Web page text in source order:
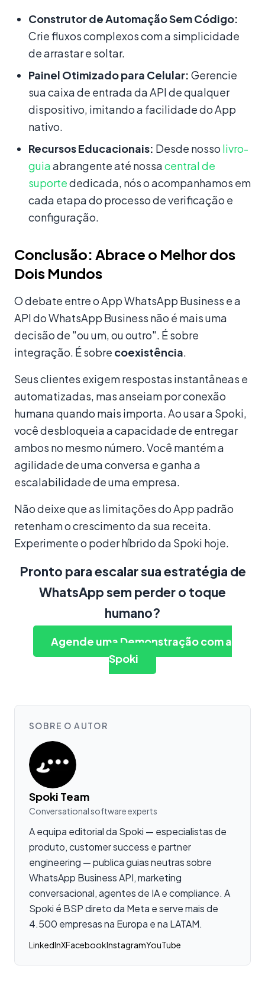
Construtor de Automação Sem Código:
Crie fluxos complexos com a simplicidade
de arrastar e soltar.
Painel Otimizado para Celular: Gerencie
sua caixa de entrada da API de qualquer
dispositivo, imitando a facilidade do App
nativo.
Recursos Educacionais: Desde nosso livro-
guiaabrangente até nossacentral de
suportededicada, nós o acompanhamos em
cada etapa do processo de verificação e
configuração.
Conclusão: Abrace o Melhor dos
Dois Mundos
O debate entre o App WhatsApp Business e a
API do WhatsApp Business não é mais uma
decisão de "ou um, ou outro". É sobre
integração. É sobre coexistência.
Seus clientes exigem respostas instantâneas e
automatizadas, mas anseiam por conexão
humana quando mais importa. Ao usar a Spoki,
você desbloqueia a capacidade de entregar
ambos no mesmo número. Você mantém a
agilidade de uma conversa e ganha a
escalabilidade de uma empresa.
Não deixe que as limitações do App padrão
retenham o crescimento da sua receita.
Experimente o poder híbrido da Spoki hoje.
Pronto para escalar sua estratégia de
WhatsApp sem perder o toque
humano?
Agende uma Demonstração com a
Spoki
SOBRE O AUTOR
Spoki Team
Conversational software experts
A equipa editorial da Spoki — especialistas de
produto, customer success e partner
engineering — publica guias neutras sobre
WhatsApp Business API, marketing
conversacional, agentes de IA e compliance. A
Spoki é BSP direto da Meta e serve mais de
4.500 empresas na Europa e na LATAM.
LinkedInXFacebookInstagramYouTube